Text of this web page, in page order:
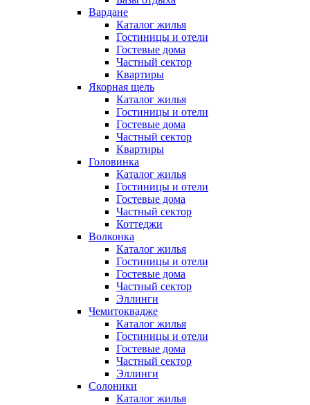
Вардане
Каталог жилья
Гостиницы и отели
Гостевые дома
Частный сектор
Квартиры
Якорная щель
Каталог жилья
Гостиницы и отели
Гостевые дома
Частный сектор
Квартиры
Головинка
Каталог жилья
Гостиницы и отели
Гостевые дома
Частный сектор
Коттеджи
Волконка
Каталог жилья
Гостиницы и отели
Гостевые дома
Частный сектор
Эллинги
Чемитоквадже
Каталог жилья
Гостиницы и отели
Гостевые дома
Частный сектор
Эллинги
Солоники
Каталог жилья